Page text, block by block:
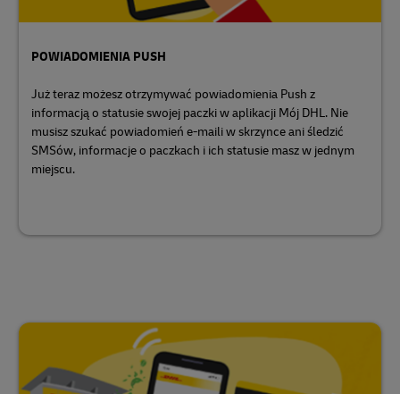
POWIADOMIENIA PUSH
Już teraz możesz otrzymywać powiadomienia Push z
informacją o statusie swojej paczki w aplikacji Mój DHL. Nie
musisz szukać powiadomień e-maili w skrzynce ani śledzić
SMSów, informacje o paczkach i ich statusie masz w jednym
miejscu.